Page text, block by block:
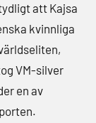
att Kajsa
kvinnliga
VM-silver
en av